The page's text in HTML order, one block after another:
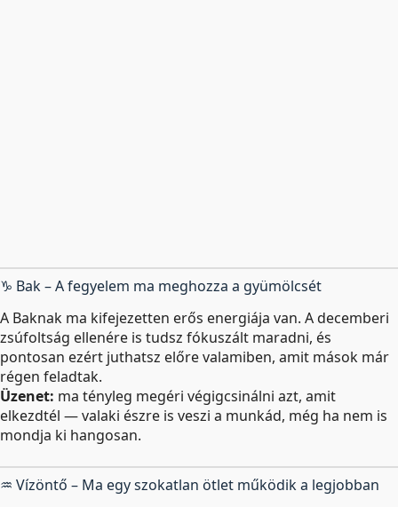
♑ Bak – A fegyelem ma meghozza a gyümölcsét
A Baknak ma kifejezetten erős energiája van. A decemberi
zsúfoltság ellenére is tudsz fókuszált maradni, és
pontosan ezért juthatsz előre valamiben, amit mások már
régen feladtak.
Üzenet: ma tényleg megéri végigcsinálni azt, amit
elkezdtél — valaki észre is veszi a munkád, még ha nem is
mondja ki hangosan.
♒ Vízöntő – Ma egy szokatlan ötlet működik a legjobban